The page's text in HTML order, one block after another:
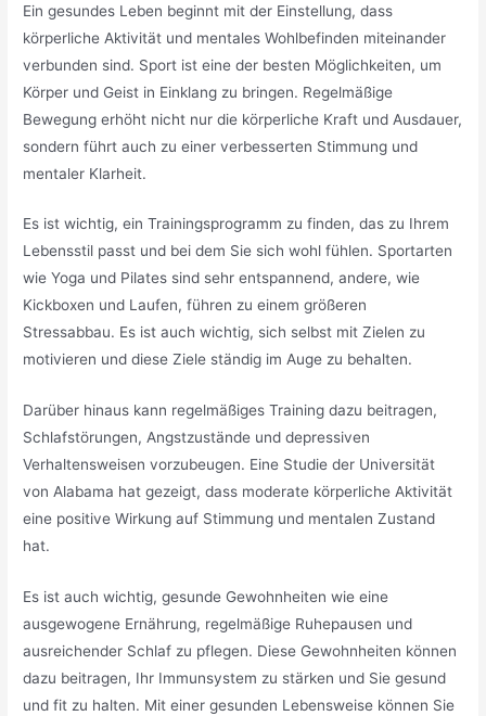
Ein gesundes Leben beginnt mit der Einstellung, dass
körperliche Aktivität und mentales Wohlbefinden miteinander
verbunden sind. Sport ist eine der besten Möglichkeiten, um
Körper und Geist in Einklang zu bringen. Regelmäßige
Bewegung erhöht nicht nur die körperliche Kraft und Ausdauer,
sondern führt auch zu einer verbesserten Stimmung und
mentaler Klarheit.
Es ist wichtig, ein Trainingsprogramm zu finden, das zu Ihrem
Lebensstil passt und bei dem Sie sich wohl fühlen. Sportarten
wie Yoga und Pilates sind sehr entspannend, andere, wie
Kickboxen und Laufen, führen zu einem größeren
Stressabbau. Es ist auch wichtig, sich selbst mit Zielen zu
motivieren und diese Ziele ständig im Auge zu behalten.
Darüber hinaus kann regelmäßiges Training dazu beitragen,
Schlafstörungen, Angstzustände und depressiven
Verhaltensweisen vorzubeugen. Eine Studie der Universität
von Alabama hat gezeigt, dass moderate körperliche Aktivität
eine positive Wirkung auf Stimmung und mentalen Zustand
hat.
Es ist auch wichtig, gesunde Gewohnheiten wie eine
ausgewogene Ernährung, regelmäßige Ruhepausen und
ausreichender Schlaf zu pflegen. Diese Gewohnheiten können
dazu beitragen, Ihr Immunsystem zu stärken und Sie gesund
und fit zu halten. Mit einer gesunden Lebensweise können Sie